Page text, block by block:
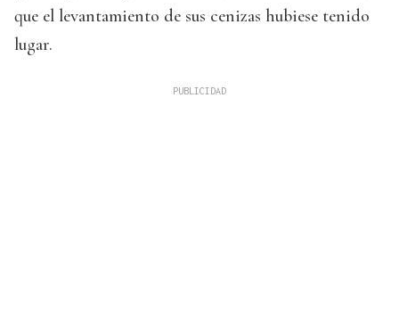
que el levantamiento de sus cenizas hubiese tenido
lugar.